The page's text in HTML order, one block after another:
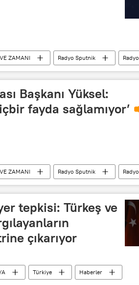
ZAMANI Radyo Sputnik
Radyo
Maden
Başkanı Yüksel:
fayda sağlamıyor’
ZAMANI Radyo Sputnik
Radyo
Odası Özelleştirme
tepkisi: Türkeş ve
çıkarıyor
Türkiye
Haberler